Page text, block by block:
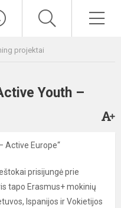
projektai
Youth –
Active Europe“
prisijungė prie
tapo Erasmus+ mokinių
Ispanijos ir Vokietijos